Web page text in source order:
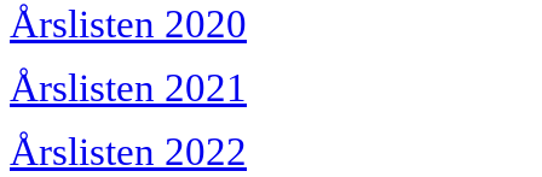
Årslisten 2020
Årslisten 2021
Årslisten 2022